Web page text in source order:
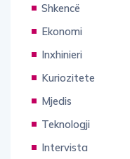
Shkencë
Ekonomi
Inxhinieri
Kuriozitete
Mjedis
Teknologji
Intervista